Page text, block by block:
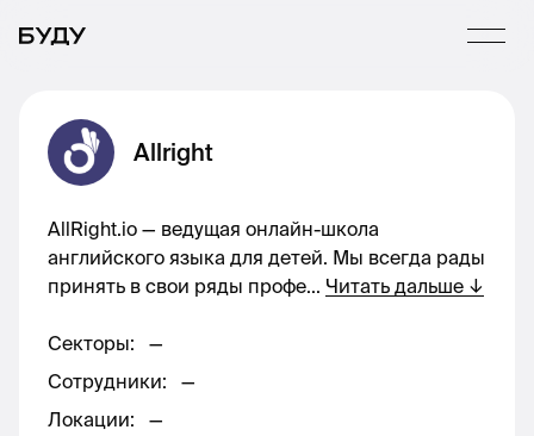
Allright
AllRight.io — ведущая онлайн-школа
английского языка для детей. Мы всегда рады
принять в свои ряды профе... Читать дальше ↓
Секторы:
—
Сотрудники:
—
Локации: —